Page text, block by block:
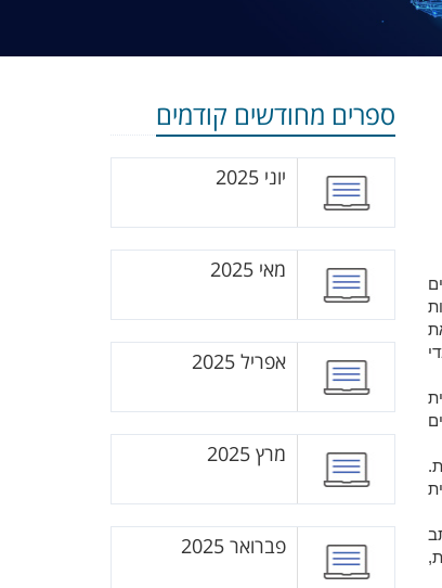
ספרים מחודשים קודמים
יוני 2025
מאי 2025
אפריל 2025
מרץ 2025
פברואר 2025